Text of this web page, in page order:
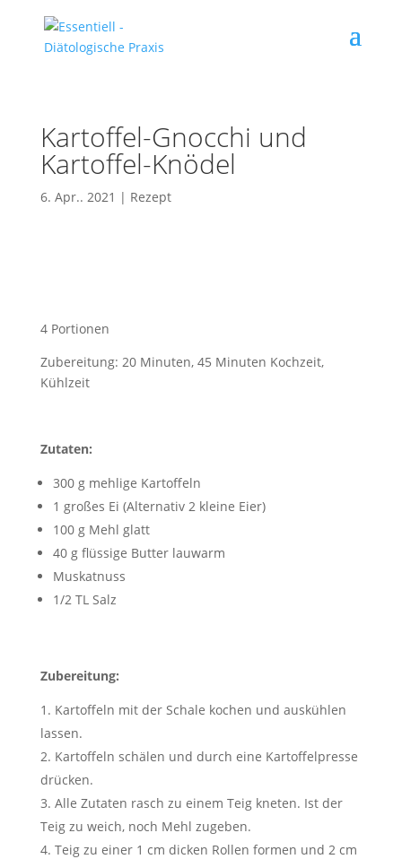
Kartoffel-Gnocchi und
Kartoffel-Knödel
6. Apr.. 2021 | Rezept
4 Portionen
Zubereitung: 20 Minuten, 45 Minuten Kochzeit,
Kühlzeit
Zutaten:
300 g mehlige Kartoffeln
1 großes Ei (Alternativ 2 kleine Eier)
100 g Mehl glatt
40 g flüssige Butter lauwarm
Muskatnuss
1/2 TL Salz
Zubereitung:
Kartoffeln mit der Schale kochen und auskühlen
lassen.
Kartoffeln schälen und durch eine Kartoffelpresse
drücken.
Alle Zutaten rasch zu einem Teig kneten. Ist der
Teig zu weich, noch Mehl zugeben.
Teig zu einer 1 cm dicken Rollen formen und 2 cm